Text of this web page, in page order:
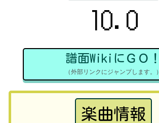
10.0
譜面WikiにＧＯ！
（外部リンクにジャンプします。）
楽曲情報